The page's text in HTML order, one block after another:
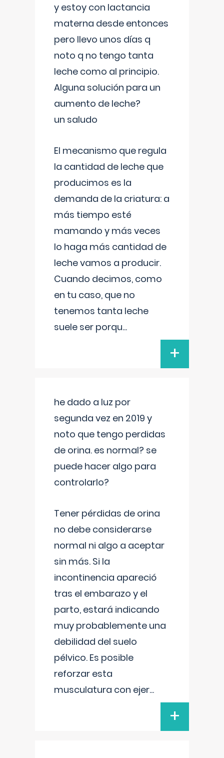
y estoy con lactancia
materna desde entonces
pero llevo unos días q
noto q no tengo tanta
leche como al principio.
Alguna solución para un
aumento de leche?
un saludo
El mecanismo que regula
la cantidad de leche que
producimos es la
demanda de la criatura: a
más tiempo esté
mamando y más veces
lo haga más cantidad de
leche vamos a producir.
Cuando decimos, como
en tu caso, que no
tenemos tanta leche
suele ser porqu...
+
he dado a luz por
segunda vez en 2019 y
noto que tengo perdidas
de orina. es normal? se
puede hacer algo para
controlarlo?
Tener pérdidas de orina
no debe considerarse
normal ni algo a aceptar
sin más. Si la
incontinencia apareció
tras el embarazo y el
parto, estará indicando
muy probablemente una
debilidad del suelo
pélvico. Es posible
reforzar esta
musculatura con ejer...
+